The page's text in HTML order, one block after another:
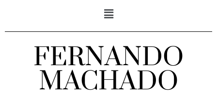
FERNANDO
MACHADO